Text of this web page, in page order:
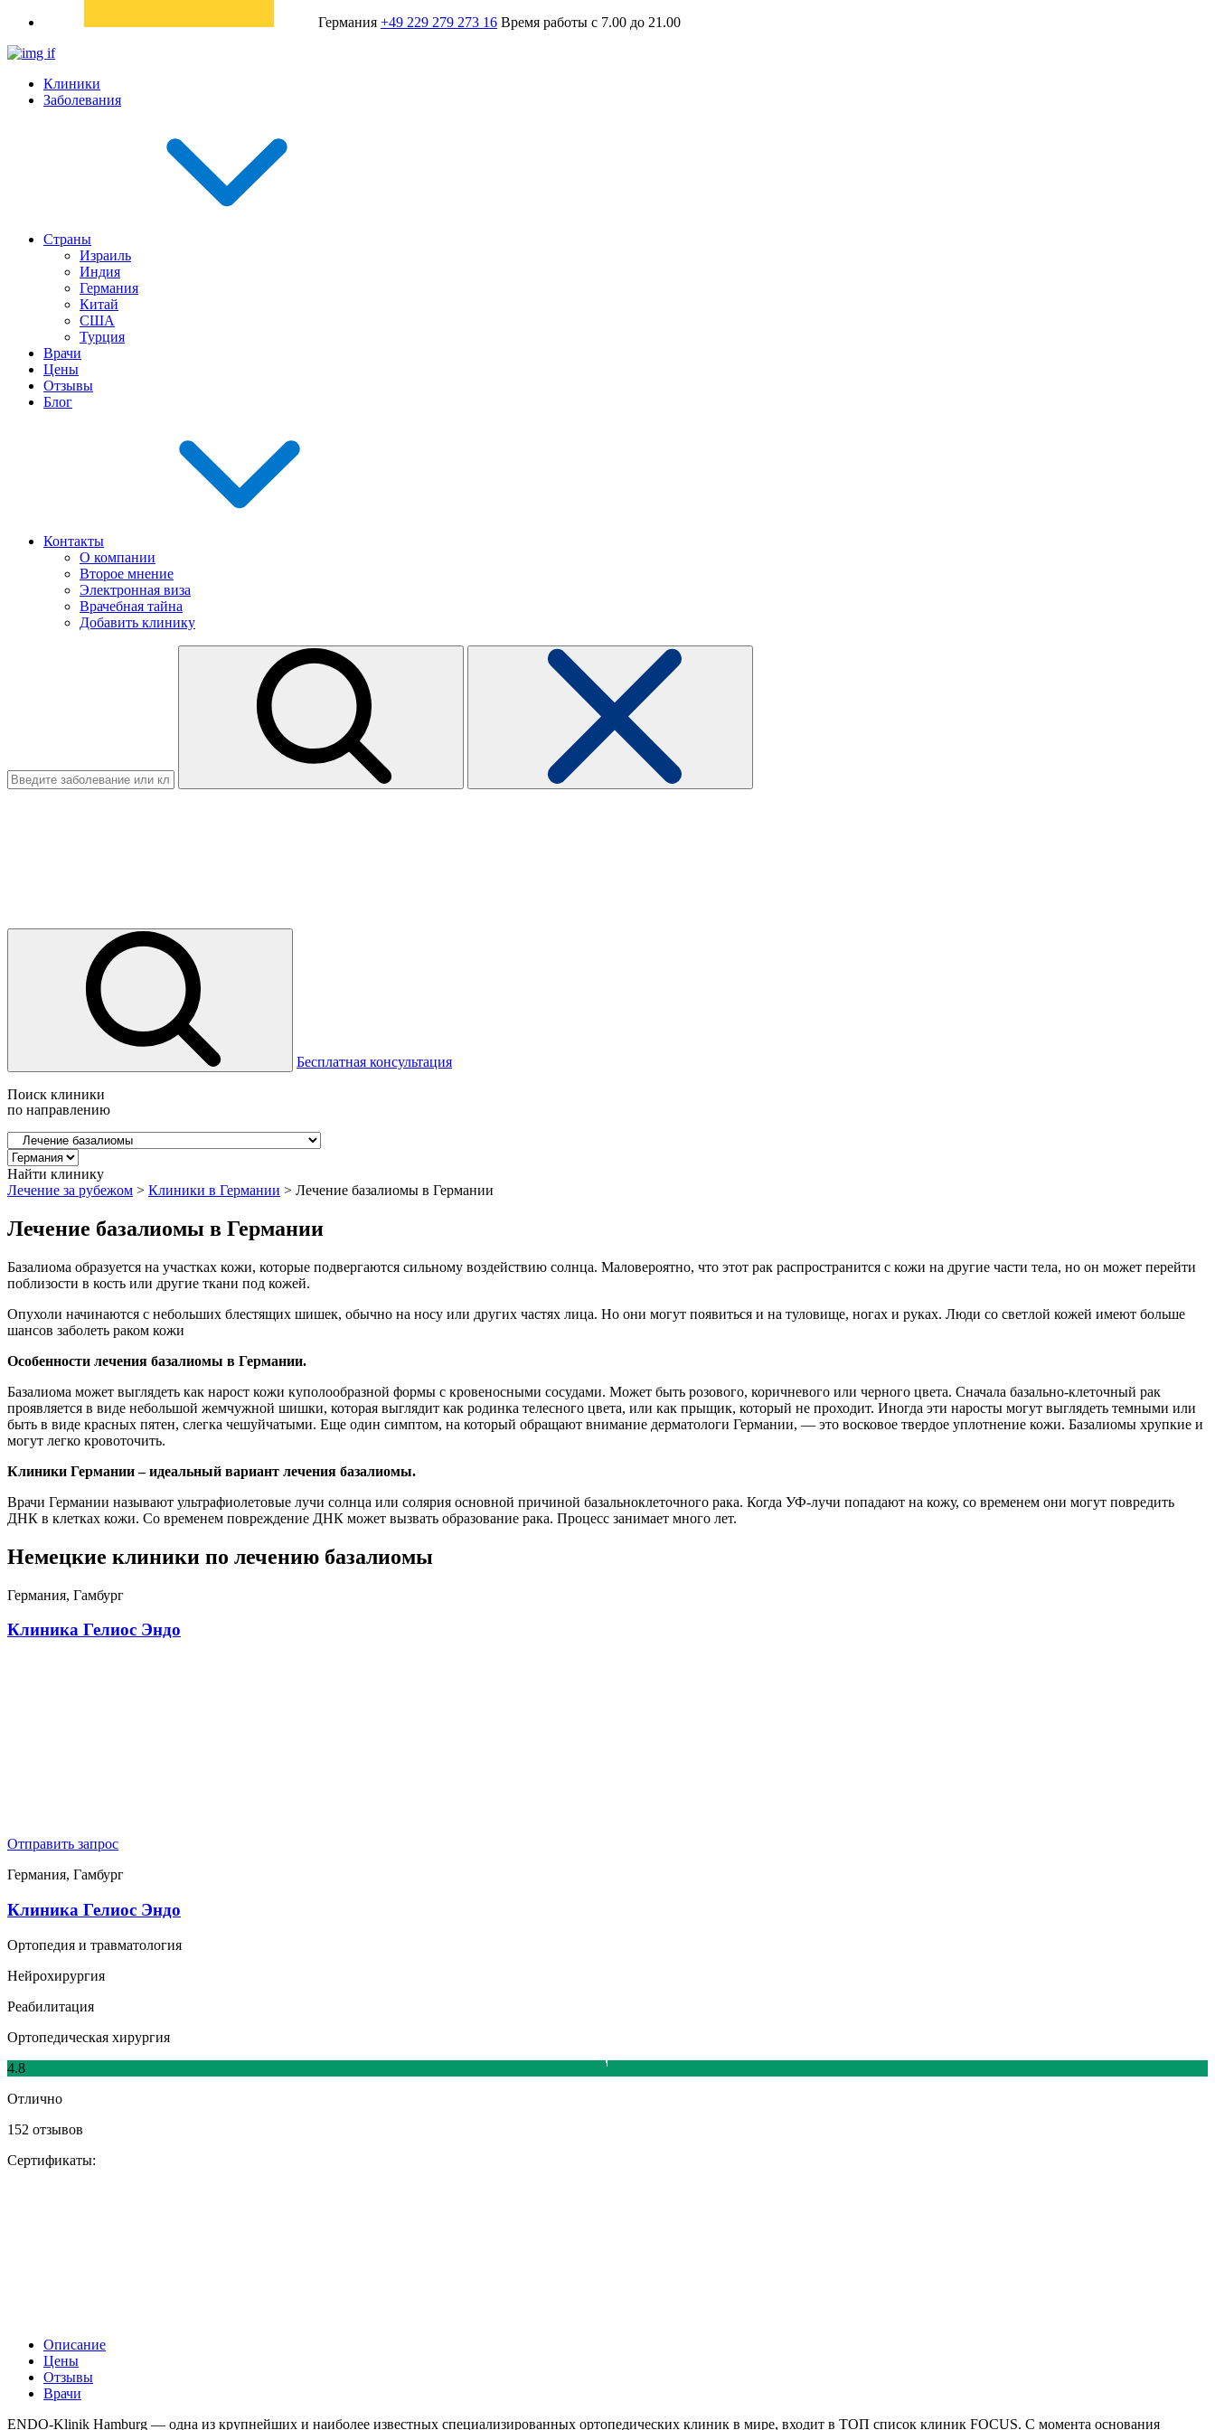
Германия +49 229 279 273 16 Время работы с 7.00 до 21.00
Клиники
Заболевания
Страны
Израиль
Индия
Германия
Китай
США
Турция
Врачи
Цены
Отзывы
Блог
Контакты
О компании
Второе мнение
Электронная виза
Врачебная тайна
Добавить клинику
Бесплатная консультация
Поиск клиники
по направлению
Найти клинику
Лечение за рубежом > Клиники в Германии > Лечение базалиомы в Германии
Лечение базалиомы в Германии
Базалиома образуется на участках кожи, которые подвергаются сильному воздействию солнца. Маловероятно, что этот рак распространится с кожи на другие части тела, но он может перейти
поблизости в кость или другие ткани под кожей.
Опухоли начинаются с небольших блестящих шишек, обычно на носу или других частях лица. Но они могут появиться и на туловище, ногах и руках. Люди со светлой кожей имеют больше
шансов заболеть раком кожи
Особенности лечения базалиомы в Германии.
Базалиома может выглядеть как нарост кожи куполообразной формы с кровеносными сосудами. Может быть розового, коричневого или черного цвета. Сначала базально-клеточный рак
проявляется в виде небольшой жемчужной шишки, которая выглядит как родинка телесного цвета, или как прыщик, который не проходит. Иногда эти наросты могут выглядеть темными или
быть в виде красных пятен, слегка чешуйчатыми. Еще один симптом, на который обращают внимание дерматологи Германии, — это восковое твердое уплотнение кожи. Базалиомы хрупкие и
могут легко кровоточить.
Клиники Германии – идеальный вариант лечения базалиомы.
Врачи Германии называют ультрафиолетовые лучи солнца или солярия основной причиной базальноклеточного рака. Когда УФ-лучи попадают на кожу, со временем они могут повредить
ДНК в клетках кожи. Со временем повреждение ДНК может вызвать образование рака. Процесс занимает много лет.
Немецкие клиники по лечению базалиомы
Германия, Гамбург
Клиника Гелиос Эндо
Отправить запрос
Германия, Гамбург
Клиника Гелиос Эндо
Ортопедия и травматология
Нейрохирургия
Реабилитация
Ортопедическая хирургия
4.8
Отлично
152 отзывов
Сертификаты:
Описание
Цены
Отзывы
Врачи
ENDO-Klinik Hamburg — одна из крупнейших и наиболее известных специализированных ортопедических клиник в мире, входит в ТОП список клиник FOCUS. С момента основания